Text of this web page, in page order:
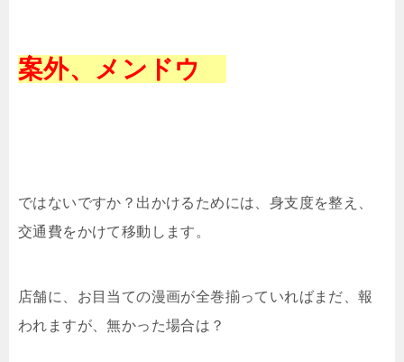
案外、メンドウ
ではないですか？出かけるためには、身支度を整え、
交通費をかけて移動します。
店舗に、お目当ての漫画が全巻揃っていればまだ、報
われますが、無かった場合は？